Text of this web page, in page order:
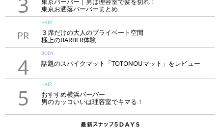
東京お洒落バーバーまとめ
PR
HAIR
３席だけの大人のプライベート空間
極上のBARBER体験
「LAVIE NEW STANDARD BARBER HANARE新宿店」
4
BODY
話題のスパイクマット「TOTONOUマット」をレビュー
5
HAIR
おすすめ横浜バーバー
男のカッコいいは理容室でキマる！